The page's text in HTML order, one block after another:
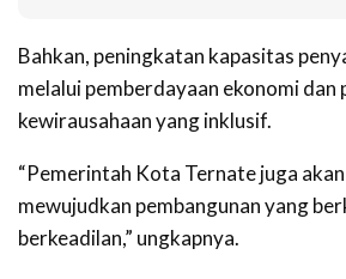
Bahkan, peningkatan kapasitas
melalui pemberdayaan ekonomi dan
kewirausahaan yang inklusif.
“Pemerintah Kota Ternate juga
mewujudkan pembangunan yang
berkeadilan,” ungkapnya.